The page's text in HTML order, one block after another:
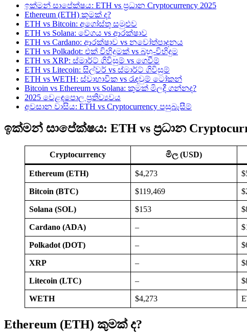
ඉක්මන් සාපේක්ෂය: ETH vs ප්‍රධාන Cryptocurrency 2025
Ethereum (ETH) කුමක් ද?
ETH vs Bitcoin: අගෝස්තු සමුළුව
ETH vs Solana: වේගය vs ආරක්ෂාව
ETH vs Cardano: ආරක්ෂාව vs නවෝත්පාදනය
ETH vs Polkadot: එක් විහිදුමක් vs බහු-විහිදුම
ETH vs XRP: ස්මාර්ට් ගිවිසුම් vs ගෙවීම්
ETH vs Litecoin: සිල්වර් vs ස්මාර්ට් ගිවිසුම්
ETH vs WETH: ස්වාභාවික vs රැඳවුම් ටෝකන්
Bitcoin vs Ethereum vs Solana: කුමක් මිලදී ගන්නද?
2025 වෙළඳපොල ප්‍රතිව්‍යවය
අවසාන වාසිය: ETH vs Cryptocurrency පසුබැසීම්
ඉක්මන් සාපේක්ෂය: ETH vs ප්‍රධාන
Cryptocurrency මිල (USD)
Ethereum (ETH) $4,273
Bitcoin (BTC) $119,469
Solana (SOL) $153
Cardano (ADA) –
Polkadot (DOT) –
XRP –
Litecoin (LTC) –
WETH $4,273
Ethereum (ETH) කුමක් ද?